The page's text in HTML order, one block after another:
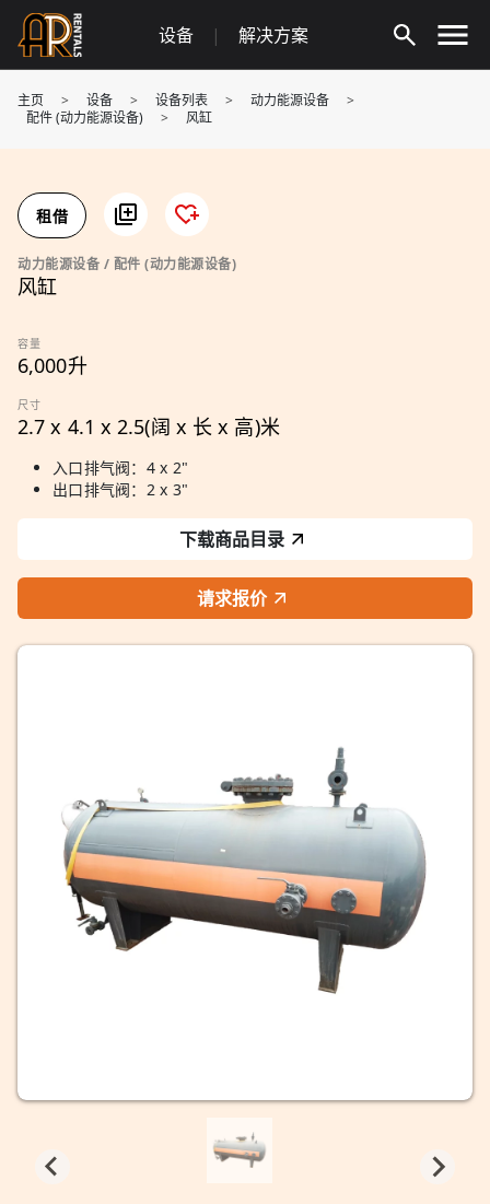
Skip
content
设备 | 解决方案
主页 > 设备 > 设备列表 > 动力能源设备
>
配件 (动力能源设备)
> 风缸
租借
动力能源设备 / 配件 (动力能源设备)
风缸
容量
6,000升
尺寸
2.7 x 4.1 x 2.5(阔 x 长 x 高)米
入口排气阀：4 x 2"
出口排气阀：2 x 3"
下载商品目录
请求报价